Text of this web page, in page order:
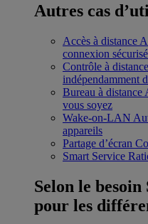
Autres cas
Accès à distance
connexion
Contrôle à distance
indépendamment
Bureau à distance
vous soyez
Wake-on-LAN
appareils
Partage d’écran
Smart Service
Selon le besoin
pour les